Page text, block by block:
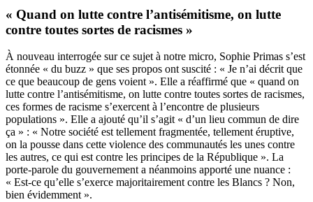
« Quand on lutte contre l’antisémitisme, on lutte
contre toutes sortes de racismes »
À nouveau interrogée sur ce sujet à notre micro, Sophie Primas s’est
étonnée « du buzz » que ses propos ont suscité : « Je n’ai décrit que
ce que beaucoup de gens voient ». Elle a réaffirmé que « quand on
lutte contre l’antisémitisme, on lutte contre toutes sortes de racismes,
ces formes de racisme s’exercent à l’encontre de plusieurs
populations ». Elle a ajouté qu’il s’agit « d’un lieu commun de dire
ça » : « Notre société est tellement fragmentée, tellement éruptive,
on la pousse dans cette violence des communautés les unes contre
les autres, ce qui est contre les principes de la République ». La
porte-parole du gouvernement a néanmoins apporté une nuance :
« Est-ce qu’elle s’exerce majoritairement contre les Blancs ? Non,
bien évidemment ».